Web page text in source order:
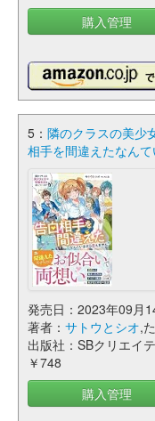
購入管理
5： 隣のクラスの美少
相手を間違えたなん
発売日：2023年09月
著者： サトウとシオ,
出版社：SBクリエイ
￥748
購入管理